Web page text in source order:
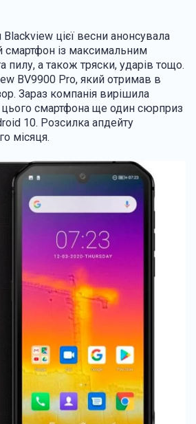
цієї весни анонсувала
смартфон із максимальним
пилу, а також тряски, ударів тощо.
BV9900 Pro, який отримав в
Зараз компанія вирішила
смартфона ще один сюрприз
10. Розсилка апдейту
місяця.